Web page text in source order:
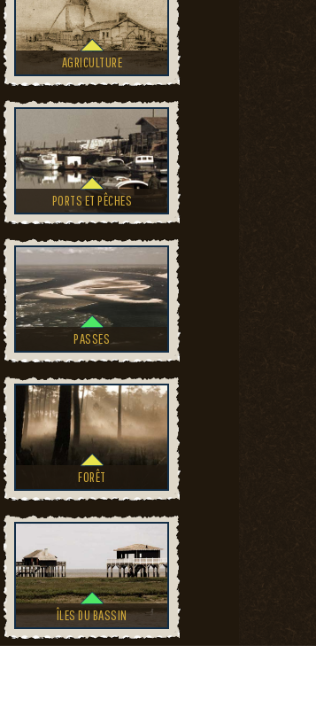
AGRICULTURE
PORTS ET PÊCHES
PASSES
FORÊT
ÎLES DU BASSIN